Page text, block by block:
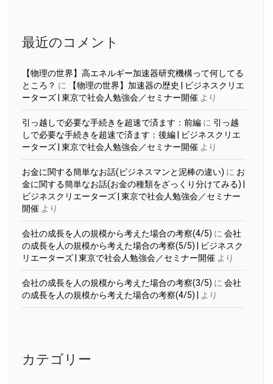
最近のコメント
【物理の世界】高エネルギー加速器研究機構って何してる
ところ？ に
【物理の世界】加速器の歴史 | ビジネスクリエ
ーターズ | 東京で社会人勉強会／セミナー開催 より
引っ越しで必要な手続きを超速で済ます：前編 に 引っ越
しで必要な手続きを超速で済ます：後編 | ビジネスクリエ
ーターズ | 東京で社会人勉強会／セミナー開催 より
お金に関する簡単なお話(ビジネスマンと泥棒の違い) に お
金に関する簡単なお話(お金の種類をざっくり分けてみる) |
ビジネスクリエーターズ | 東京で社会人勉強会／セミナー
開催 より
会社の成長を人の規模から考えた場合の考察(4/5) に 会社
の成長を人の規模から考えた場合の考察(5/5) | ビジネスク
リエーターズ | 東京で社会人勉強会／セミナー開催 より
会社の成長を人の規模から考えた場合の考察(3/5) に 会社
の成長を人の規模から考えた場合の考察(4/5) |
より
カテゴリー